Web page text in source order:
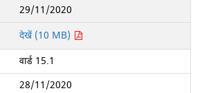
29/11/2020
देखें (10 MB)
वार्ड 15.1
28/11/2020